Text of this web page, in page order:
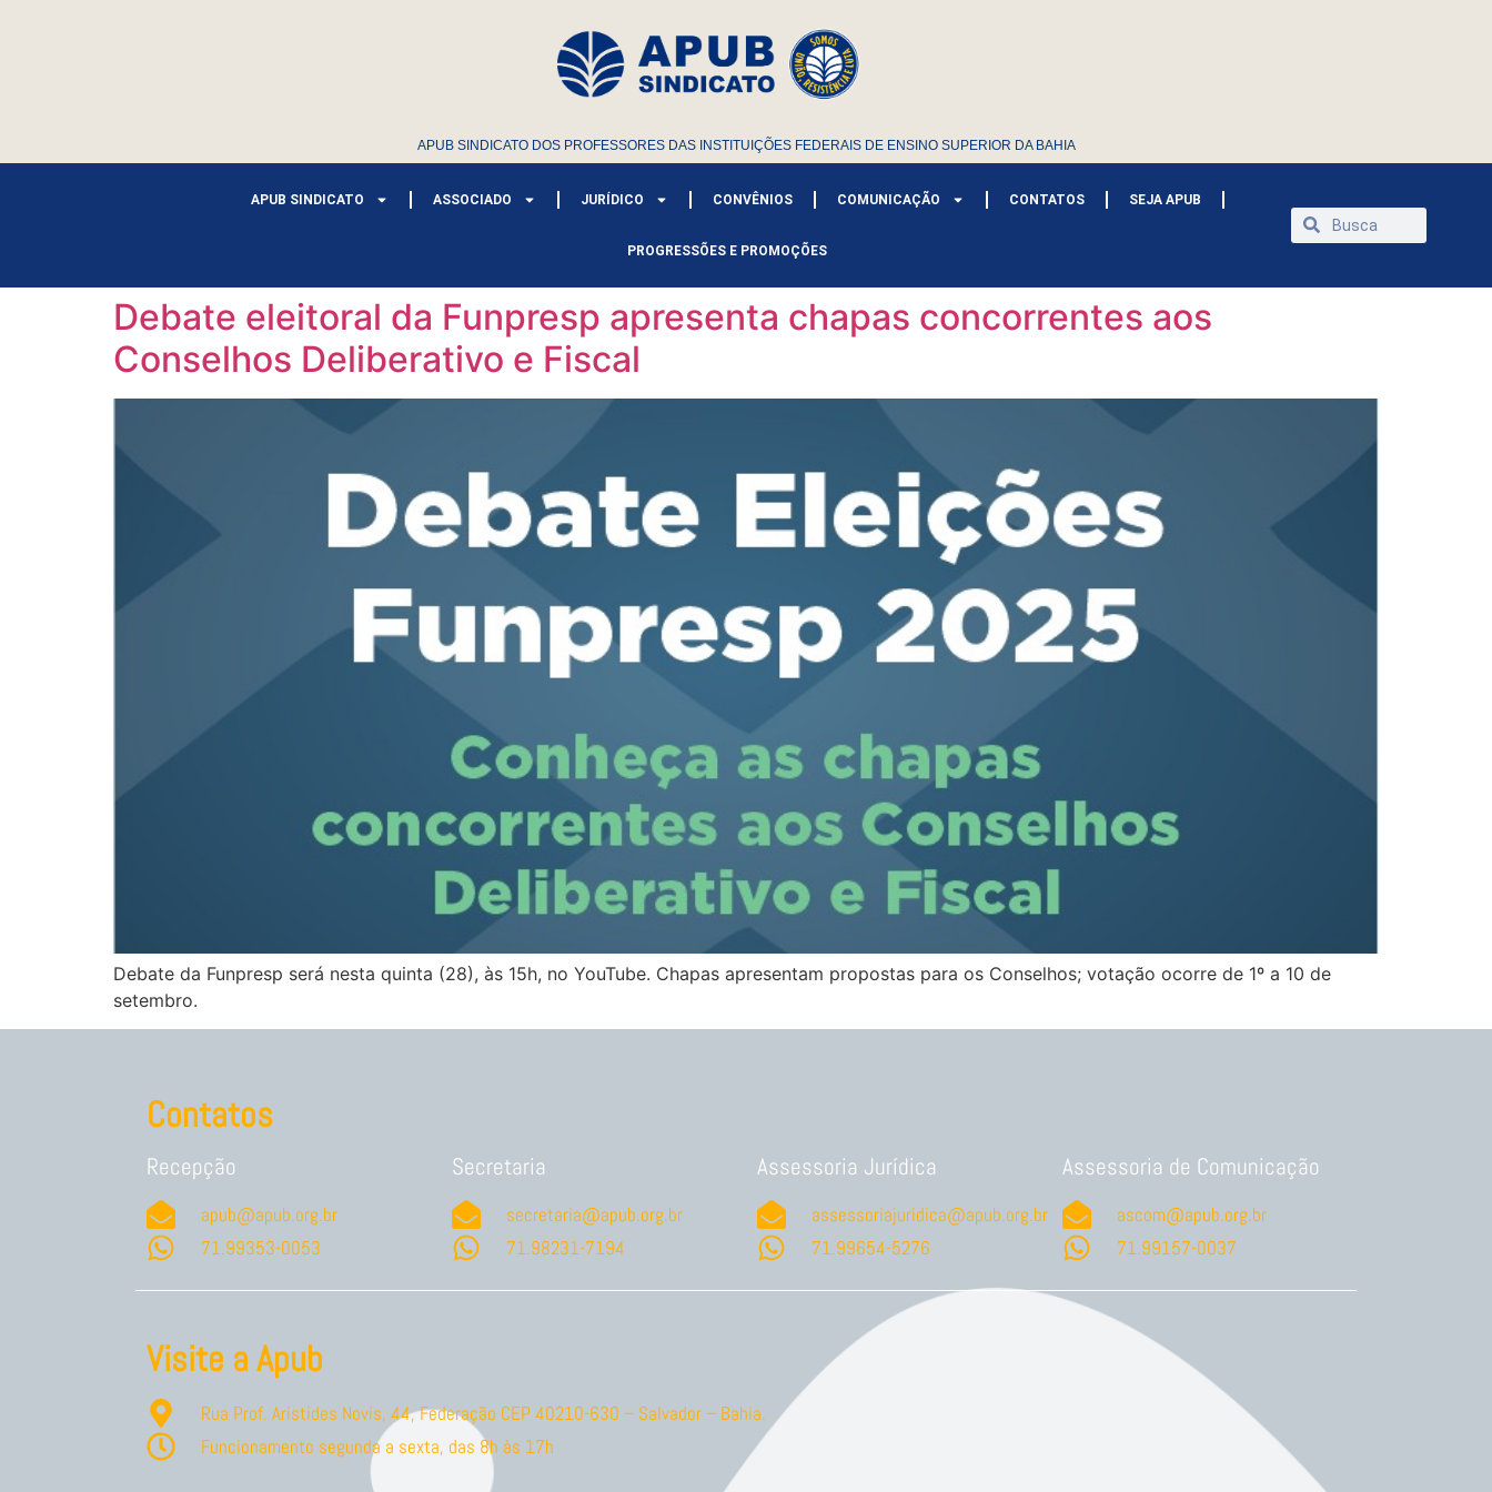
APUB SINDICATO DOS PROFESSORES DAS INSTITUIÇÕES FEDERAIS DE ENSINO SUPERIOR DA BAHIA
APUB SINDICATO ASSOCIADO JURÍDICO CONVÊNIOS COMUNICAÇÃO CONTATOS SEJA APUB
PROGRESSÕES E PROMOÇÕES
Debate eleitoral da Funpresp apresenta chapas concorrentes aos
Conselhos Deliberativo e Fiscal
Debate da Funpresp será nesta quinta (28), às 15h, no YouTube. Chapas apresentam propostas para os Conselhos; votação ocorre de 1º a 10 de
setembro.
Contatos
Recepção
apub@apub.org.br
71.99353-0053
Secretaria
secretaria@apub.org.br
71.98231-7194
Assessoria Jurídica
assessoriajuridica@apub.org.br
71.99654-5276
Assessoria de Comunicação
ascom@apub.org.br
71.99157-0037
Visite a Apub
Rua Prof. Aristides Novis, 44, Federação CEP 40210-630 – Salvador – Bahia.
Funcionamento segunda a sexta, das 8h às 17h